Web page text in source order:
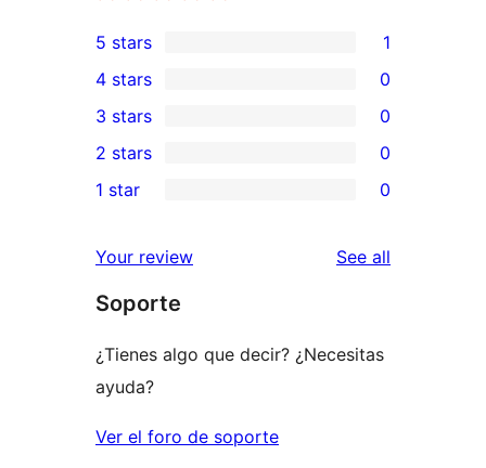
1
5-
star
review
5 stars 1
4-
star
reviews
4 stars 0
0
3-
star
3 stars 0
2-
reviews
2 stars 0
star
reviews
1 star 0
Your review See all
Soporte
¿Tienes algo que decir? ¿Necesitas
ayuda?
Ver el foro de soporte